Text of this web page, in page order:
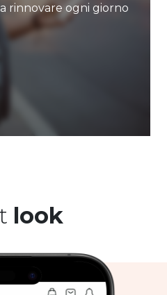
rinnovare ogni giorno
look